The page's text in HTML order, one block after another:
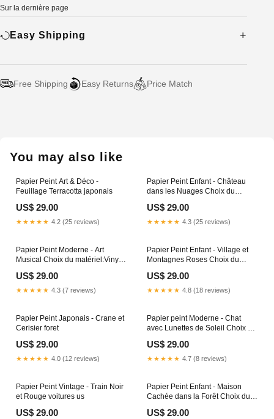
Sur la dernière page
Easy Shipping
Free Shipping Easy Returns Price Match
cartYou may also like
Papier Peint Art & Déco -
Feuillage Terracotta japonais
US$ 29.00
★★★★★ 4.2 (25 reviews)
Papier Peint Enfant - Château
dans les Nuages Choix du
US$ 29.00
★★★★★ 4.3 (25 reviews)
Papier Peint Moderne - Art
Musical Choix du matériel:Vinyle
US$ 29.00
★★★★★ 4.3 (7 reviews)
Papier Peint Enfant - Village et
Montagnes Roses Choix du
US$ 29.00
★★★★★ 4.8 (18 reviews)
Papier Peint Japonais - Crane et
Cerisier foret
US$ 29.00
★★★★★ 4.0 (12 reviews)
Papier peint Moderne - Chat
avec Lunettes de Soleil Choix du
US$ 29.00
★★★★★ 4.7 (8 reviews)
Papier Peint Vintage - Train Noir
et Rouge voitures us
US$ 29.00
Papier Peint Enfant - Maison
Cachée dans la Forêt Choix du
US$ 29.00